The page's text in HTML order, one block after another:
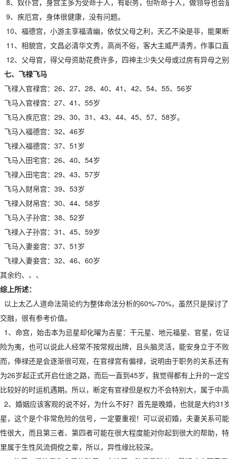
8、奴仆宫，身宫主多为受命于人，有职务，但听命于人，做领导也会
9、疾厄宫，身体很健康，没有问题。
10、福德宫，小游主享福清幽，依仗父母之利，天乙不染是非，能果
11、相貌宫，文昌必清华文秀，高尚不俗，客大主威严清秀，作事口
12、父母官，得父母资助花费许多，四神主少失父母或过房有异母之
七、飞禄飞马
飞禄入官禄宫：26、27、28、40、41、42、54、55、56岁
飞马入官禄宫：27、41、55岁
飞马入疾厄宫：29、30、31、43、44、45、57、58岁。
飞马入福德宫：32、46岁
飞禄入福德宫：37、51岁
飞马入田宅宫：26、40、54岁
飞禄入田宅宫：29、43、57岁
飞马入财帛宫：39、53岁
飞禄入财帛宫：30、44、58岁
飞马入子孙宫：38、52岁
飞禄入子孙宫：31、45、59岁
飞马入妻妾宫：37、51岁
飞禄入妻妾宫：32、46、60岁
其余约、、、
综上所述：
以上太乙人道命法简论约为整体命法分析的60%-70%，虽然只是探讨
交融，很有参考价值。
1、命宫，始击本为忌星却化曜为吉星：干元星、地元福星、官星，
险为夷，也可以说此人经常不按常规出牌，且头脑灵活，能安身立于
而，俸禄还是会逐渐很可观，在官禄宫有偏禄，说明由于职务的关系
为26岁起正式开启仕途之路，而后一直到45岁，我觉得都有上升的一
比较好的时运机遇期。所以，断定有官禄但是权力不会特别大，属于中
2、婚姻应该客观的说不好，为什么不好？首先是晚婚，也就是大约
星，这个是个非常危险的信号，一定要重视！可以说初婚，夫妻关系
性很大，而且第三者、第四者可能在很大程度能对你起到很大的帮助，
里属于生性风流倜傥之辈，所以，异性缘比较深。